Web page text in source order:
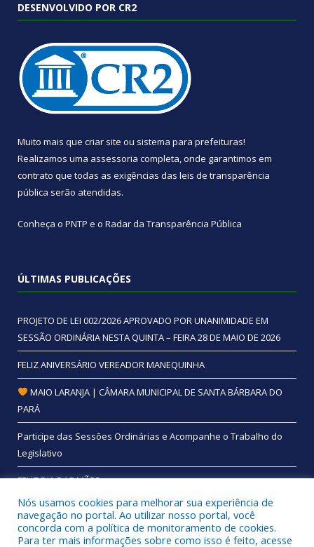
DESENVOLVIDO POR CR2
Muito mais que criar site ou sistema para prefeituras!
Realizamos uma assessoria completa, onde garantimos em
contrato que todas as exigências das leis de transparência
pública serão atendidas.
Conheça o PNTP e o Radar da Transparência Pública
ÚLTIMAS PUBLICAÇÕES
PROJETO DE LEI 002/2026 APROVADO POR UNANIMIDADE EM
SESSÃO ORDINÁRIA NESTA QUINTA – FEIRA 28 DE MAIO DE 2026
FELIZ ANIVERSÁRIO VEREADOR MANEQUINHA
MAIO LARANJA | CÂMARA MUNICIPAL DE SANTA BÁRBARA DO
PARÁ
Participe das Sessões Ordinárias e Acompanhe o Trabalho do
Legislativo
FELIZ DIA DAS MÃES
Nós usamos cookies para melhorar sua experiência de
navegação no portal. Ao utilizar nosso portal, você
concorda com a política de monitoramento de cookies.
Para ter mais informações sobre como isso é feito, acesse